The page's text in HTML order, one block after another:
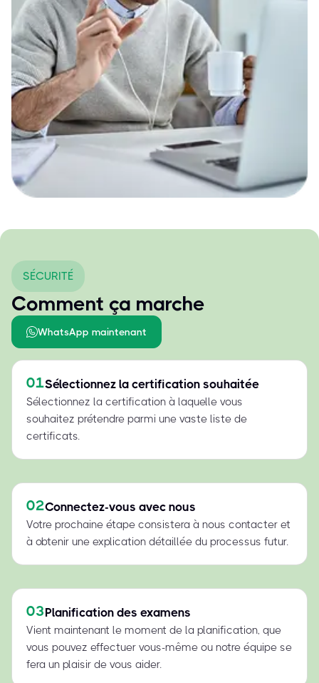
SÉCURITÉ
Comment ça marche
WhatsApp maintenant
01Sélectionnez la certification souhaitée
Sélectionnez la certification à laquelle vous
souhaitez prétendre parmi une vaste liste de
certificats.
02Connectez-vous avec nous
Votre prochaine étape consistera à nous contacter et
à obtenir une explication détaillée du processus futur.
03Planification des examens
Vient maintenant le moment de la planification, que
vous pouvez effectuer vous-même ou notre équipe se
fera un plaisir de vous aider.